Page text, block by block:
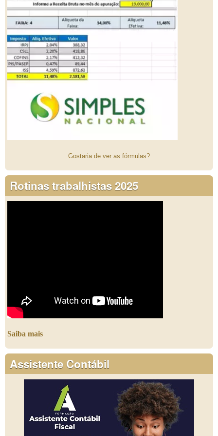
Gostaria de ver as fórmulas?
Rotinas trabalhistas 2025
Saiba mais
Assistente Contábil